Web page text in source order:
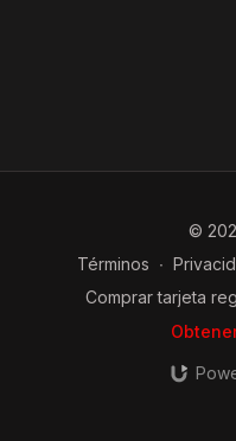
©
Términos ∙
Comprar tarjeta